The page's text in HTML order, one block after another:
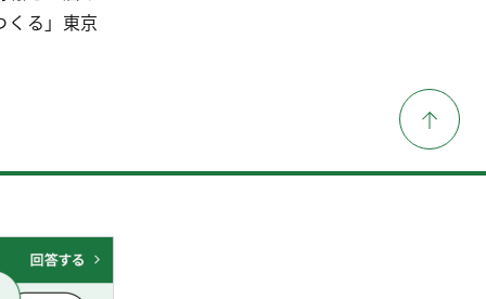
くる」東京